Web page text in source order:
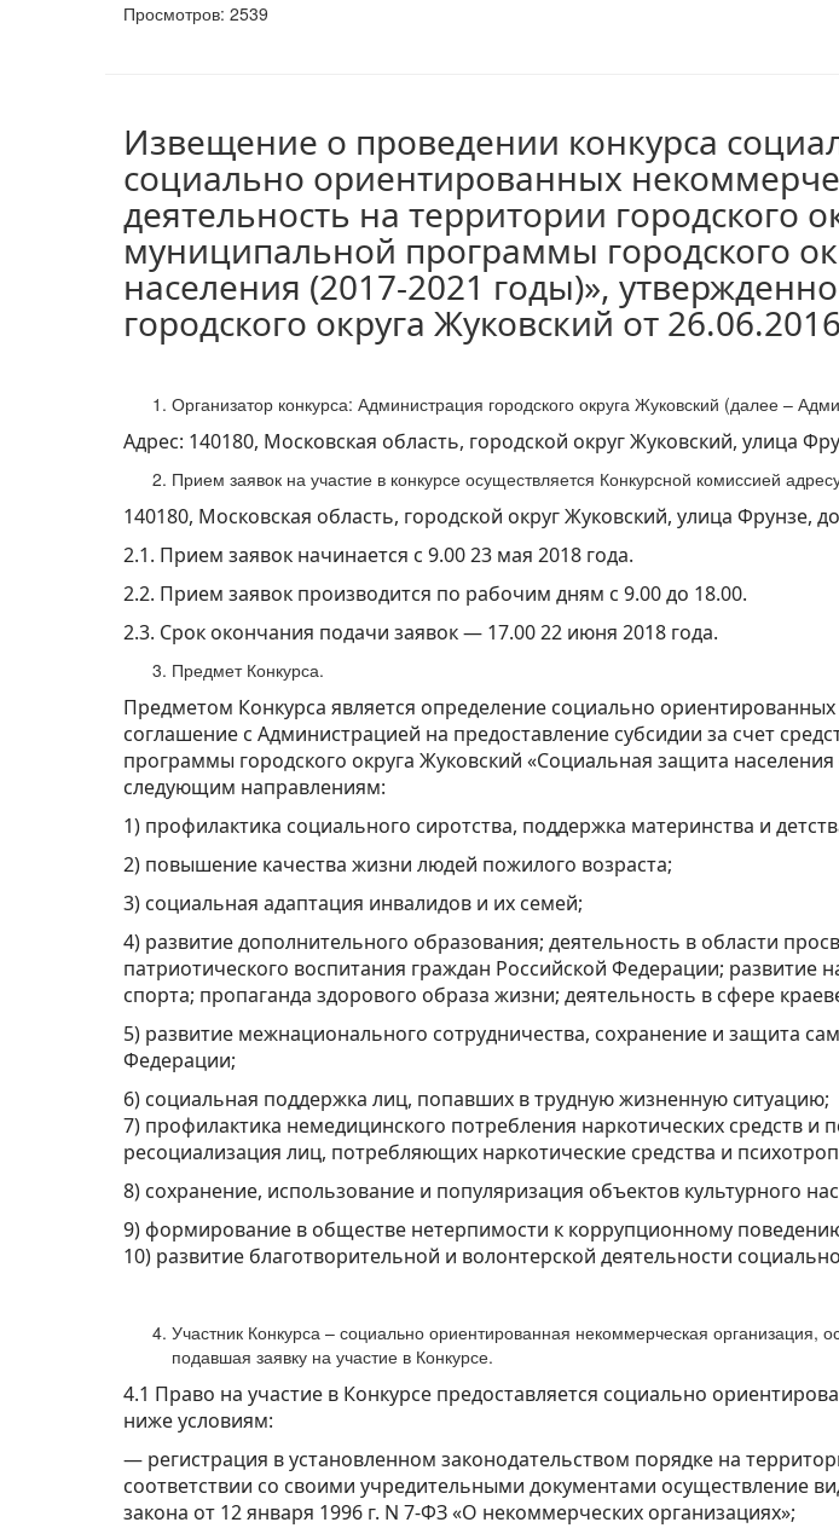
Просмотров: 2539
Извещение о проведении конкурса
социально ориентированных
деятельность на территории городского
муниципальной программы городского
населения (2017-2021 годы)»,
городского округа Жуковский от
Организатор конкурса: Администрация городского округа Жуковский (далее –
Адрес: 140180, Московская область, городской округ Жуковский, улица
Прием заявок на участие в конкурсе осуществляется Конкурсной комиссией
140180, Московская область, городской округ Жуковский, улица Фрунзе,
2.1. Прием заявок начинается с 9.00 23 мая 2018 года.
2.2. Прием заявок производится по рабочим дням с 9.00 до 18.00.
2.3. Срок окончания подачи заявок — 17.00 22 июня 2018 года.
Предмет Конкурса.
Предметом Конкурса является определение социально
соглашение с Администрацией на предоставление субсидии за счет
программы городского округа Жуковский «Социальная защита
следующим направлениям:
1) профилактика социального сиротства, поддержка материнства и
2) повышение качества жизни людей пожилого возраста;
3) социальная адаптация инвалидов и их семей;
4) развитие дополнительного образования; деятельность в области
патриотического воспитания граждан Российской Федерации; развитие
спорта; пропаганда здорового образа жизни; деятельность в сфере
5) развитие межнационального сотрудничества, сохранение и защита
Федерации;
6) социальная поддержка лиц, попавших в трудную жизненную ситуацию;
7) профилактика немедицинского потребления наркотических средств
ресоциализация лиц, потребляющих наркотические средства и
8) сохранение, использование и популяризация объектов культурного
9) формирование в обществе нетерпимости к коррупционному
10) развитие благотворительной и волонтерской деятельности
Участник Конкурса – социально ориентированная некоммерческая организация,
подавшая заявку на участие в Конкурсе.
4.1 Право на участие в Конкурсе предоставляется социально
ниже условиям:
— регистрация в установленном законодательством порядке на
соответствии со своими учредительными документами осуществление
закона от 12 января 1996 г. N 7-ФЗ «О некоммерческих организациях»;